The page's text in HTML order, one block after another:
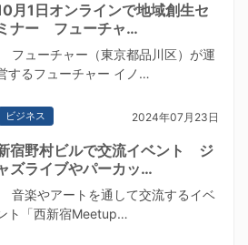
月1日オンラインで地域創生セ
ナー フューチャ…
フューチャー（東京都品川区）が運
するフューチャー イノ…
ビジネス 2024年07月23日
宿野村ビルで交流イベント ジ
ズライブやパーカッ…
音楽やアートを通して交流するイベ
ト「西新宿Meetup…